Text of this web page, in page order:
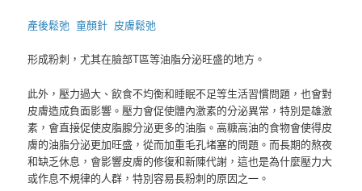
產後鬆弛 童顏針 皮膚鬆弛
形成粉刺，尤其在臉部T區等油脂分泌旺盛的地方。
此外，壓力過大、飲食不均衡和睡眠不足等生活習慣問題，也會對
皮膚造成負面影響。壓力會促使體內激素的分泌異常，特別是雄激
素，會直接促使皮脂腺分泌更多的油脂。高糖高油的食物會使得皮
膚的油脂分泌更加旺盛，從而加重毛孔堵塞的問題。而長期的熬夜
和缺乏休息，會影響皮膚的修復和新陳代謝，這也是為什麼壓力大
或作息不規律的人群，特別容易長粉刺的原因之一。